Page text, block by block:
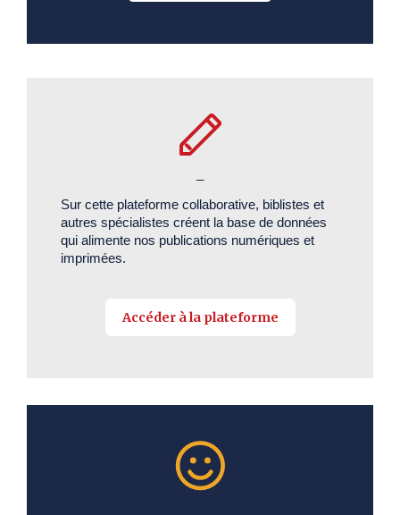
Sur cette plateforme collaborative, biblistes et
autres spécialistes créent la base de données
qui alimente nos publications numériques et
imprimées.
Accéder à la plateforme